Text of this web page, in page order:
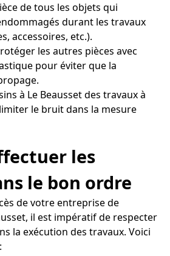
de tous les objets qui
durant les travaux
accessoires, etc.).
les autres pièces avec
pour éviter que la
à Le Beausset des travaux à
le bruit dans la mesure
les
le bon ordre
de votre entreprise de
il est impératif de respecter
la exécution des travaux. Voici